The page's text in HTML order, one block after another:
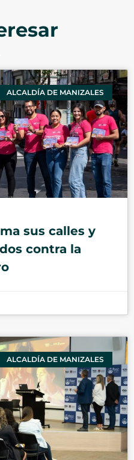
ALCALDÍA DE MANIZALES
sus calles y
contra la
ALCALDÍA DE MANIZALES